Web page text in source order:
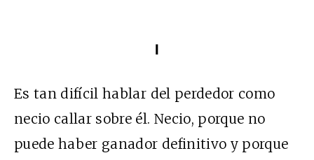
I
Es tan difícil hablar del perdedor como
necio callar sobre él. Necio, porque no
puede haber ganador definitivo y porque